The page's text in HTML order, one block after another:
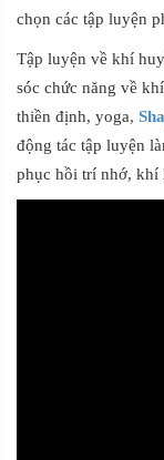
chọn các tập luyện
Tập luyện về khí
sóc chức năng về
thiền định, yoga,
động tác tập luyện
phục hồi trí nhớ, khí